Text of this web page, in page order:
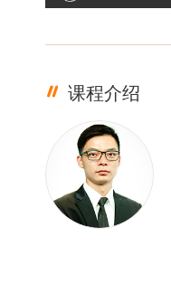
课程介绍